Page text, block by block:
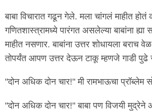
बाबा विचारात गढून गेले. मला चांगलं माहीत
गणितशास्त्रामध्ये पारंगत असलेल्या बाबांना ह्या
माहीत नसणार. बाबांना उत्तर शोधायला बराच
तोपर्यंत आपण उत्तर देऊन टाकू म्हणजे गाडी
"दोन अधिक दोन चार!" मी रामभाऊचा प्रॉब्लेम
"दोन अधिक दोन चार!" बाबा पण विजयी